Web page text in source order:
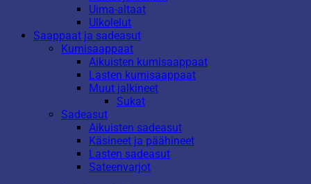
Uima-altaat
Ulkolelut
Saappaat ja sadeasut
Kumisaappaat
Aikuisten kumisaappaat
Lasten kumisaappaat
Muut jalkineet
Sukat
Sadeasut
Aikuisten sadeasut
Käsineet ja päähineet
Lasten sadeasut
Sateenvarjot